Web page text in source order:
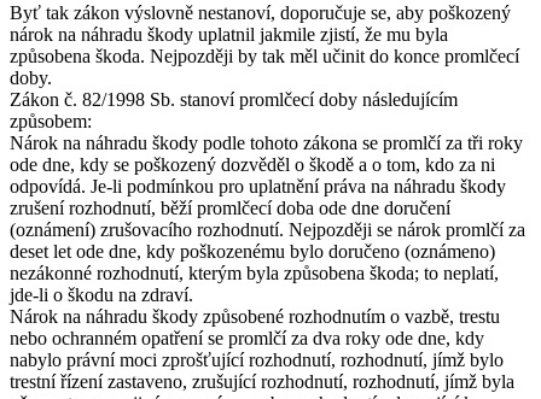
Byť tak zákon výslovně nestanoví, doporučuje se, aby poškozený
nárok na náhradu škody uplatnil jakmile zjistí, že mu byla
způsobena škoda. Nejpozději by tak měl učinit do konce promlčecí
doby.
Zákon č. 82/1998 Sb. stanoví promlčecí doby následujícím
způsobem:
Nárok na náhradu škody podle tohoto zákona se promlčí za tři roky
ode dne, kdy se poškozený dozvěděl o škodě a o tom, kdo za ni
odpovídá. Je-li podmínkou pro uplatnění práva na náhradu škody
zrušení rozhodnutí, běží promlčecí doba ode dne doručení
(oznámení) zrušovacího rozhodnutí. Nejpozději se nárok promlčí za
deset let ode dne, kdy poškozenému bylo doručeno (oznámeno)
nezákonné rozhodnutí, kterým byla způsobena škoda; to neplatí,
jde-li o škodu na zdraví.
Nárok na náhradu škody způsobené rozhodnutím o vazbě, trestu
nebo ochranném opatření se promlčí za dva roky ode dne, kdy
nabylo právní moci zprošťující rozhodnutí, rozhodnutí, jímž bylo
trestní řízení zastaveno, zrušující rozhodnutí, rozhodnutí, jímž byla